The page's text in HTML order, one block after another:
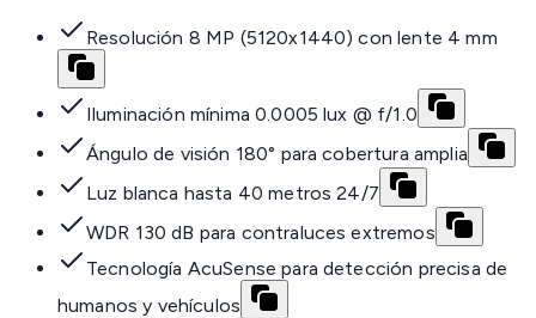
Resolución 8 MP (5120x1440) con lente 4 mm
Iluminación mínima 0.0005 lux @ f/1.0
Ángulo de visión 180° para cobertura amplia
Luz blanca hasta 40 metros 24/7
WDR 130 dB para contraluces extremos
Tecnología AcuSense para detección precisa de
humanos y vehículos